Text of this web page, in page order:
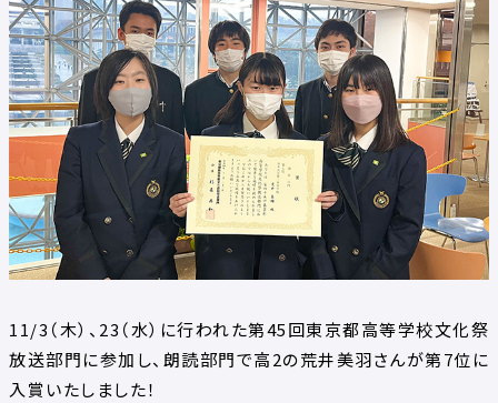
11/3（木）、23（水）に行われた第45回東京都高等学校文化祭
放送部門に参加し、朗読部門で高2の荒井美羽さんが第7位に
入賞いたしました！